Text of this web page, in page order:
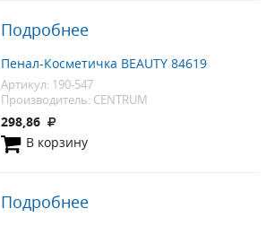
Подробнее
Пенал-Косметичка BEAUTY 84619
Артикул: 190-547
Производитель: CENTRUM
298,86
В корзину
Подробнее